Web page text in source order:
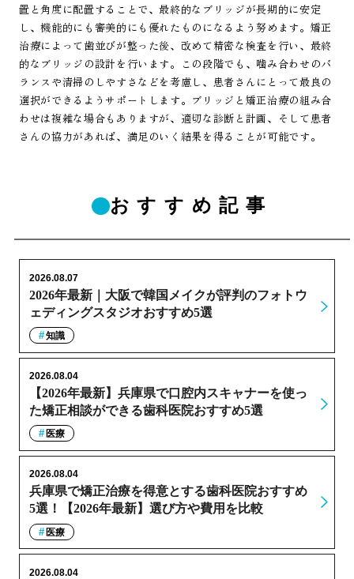
置と角度に配置することで、最終的なブリッジが長期的に安定
し、機能的にも審美的にも優れたものになるよう努めます。矯正
治療によって歯並びが整った後、改めて精密な検査を行い、最終
的なブリッジの設計を行います。この段階でも、噛み合わせのバ
ランスや清掃のしやすさなどを考慮し、患者さんにとって最良の
選択ができるようサポートします。ブリッジと矯正治療の組み合
わせは複雑な場合もありますが、適切な診断と計画、そして患者
さんの協力があれば、満足のいく結果を得ることが可能です。
おすすめ記事
2026年最新｜大阪で韓国メイクが評判のフォトウ
ェディングスタジオおすすめ5選
2026.08.07
知識
【2026年最新】兵庫県で口腔内スキャナーを使っ
た矯正相談ができる歯科医院おすすめ5選
2026.08.04
医療
兵庫県で矯正治療を得意とする歯科医院おすすめ
5選！【2026年最新】選び方や費用を比較
2026.08.04
医療
2026.08.04